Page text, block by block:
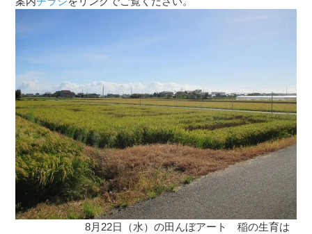
8月22日（水）の田んぼアート 稲の生育は